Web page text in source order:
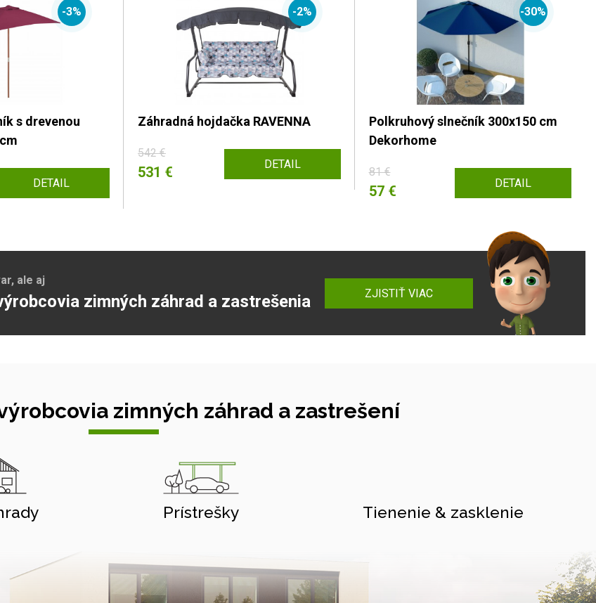
-3%
s drevenou
DETAIL
-2%
Záhradná hojdačka RAVENNA
542 €
531 € DETAIL
-30%
Polkruhový slnečník 300x150 cm
Dekorhome
81 €
57 € DETAIL
ale aj
zimných záhrad a zastrešenia ZJISTIŤ VIAC
zimných záhrad a zastrešení
Prístrešky Tienenie & zasklenie